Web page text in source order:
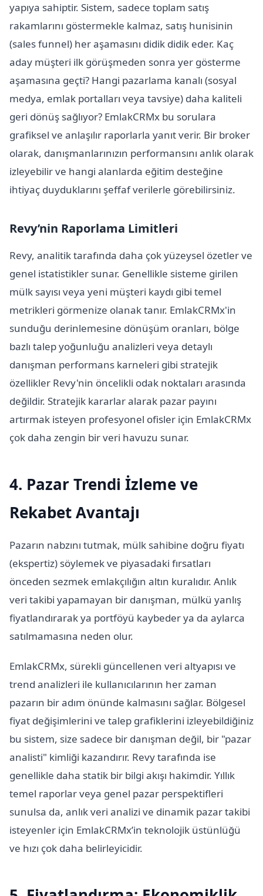
yapıya sahiptir. Sistem, sadece toplam satış
rakamlarını göstermekle kalmaz, satış hunisinin
(sales funnel) her aşamasını didik didik eder. Kaç
aday müşteri ilk görüşmeden sonra yer gösterme
aşamasına geçti? Hangi pazarlama kanalı (sosyal
medya, emlak portalları veya tavsiye) daha kaliteli
geri dönüş sağlıyor? EmlakCRMx bu sorulara
grafiksel ve anlaşılır raporlarla yanıt verir. Bir broker
olarak, danışmanlarınızın performansını anlık olarak
izleyebilir ve hangi alanlarda eğitim desteğine
ihtiyaç duyduklarını şeffaf verilerle görebilirsiniz.
Revy’nin Raporlama Limitleri
Revy, analitik tarafında daha çok yüzeysel özetler ve
genel istatistikler sunar. Genellikle sisteme girilen
mülk sayısı veya yeni müşteri kaydı gibi temel
metrikleri görmenize olanak tanır. EmlakCRMx'in
sunduğu derinlemesine dönüşüm oranları, bölge
bazlı talep yoğunluğu analizleri veya detaylı
danışman performans karneleri gibi stratejik
özellikler Revy'nin öncelikli odak noktaları arasında
değildir. Stratejik kararlar alarak pazar payını
artırmak isteyen profesyonel ofisler için EmlakCRMx
çok daha zengin bir veri havuzu sunar.
4. Pazar Trendi İzleme ve
Rekabet Avantajı
Pazarın nabzını tutmak, mülk sahibine doğru fiyatı
(ekspertiz) söylemek ve piyasadaki fırsatları
önceden sezmek emlakçılığın altın kuralıdır. Anlık
veri takibi yapamayan bir danışman, mülkü yanlış
fiyatlandırarak ya portföyü kaybeder ya da aylarca
satılmamasına neden olur.
EmlakCRMx, sürekli güncellenen veri altyapısı ve
trend analizleri ile kullanıcılarının her zaman
pazarın bir adım önünde kalmasını sağlar. Bölgesel
fiyat değişimlerini ve talep grafiklerini izleyebildiğiniz
bu sistem, size sadece bir danışman değil, bir "pazar
analisti" kimliği kazandırır. Revy tarafında ise
genellikle daha statik bir bilgi akışı hakimdir. Yıllık
temel raporlar veya genel pazar perspektifleri
sunulsa da, anlık veri analizi ve dinamik pazar takibi
isteyenler için EmlakCRMx’in teknolojik üstünlüğü
ve hızı çok daha belirleyicidir.